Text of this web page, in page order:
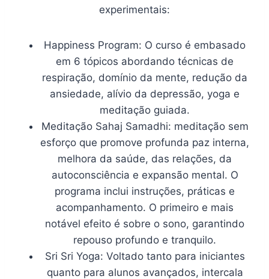
experimentais:
Happiness Program: O curso é embasado
em 6 tópicos abordando técnicas de
respiração, domínio da mente, redução da
ansiedade, alívio da depressão, yoga e
meditação guiada.
Meditação Sahaj Samadhi: meditação sem
esforço que promove profunda paz interna,
melhora da saúde, das relações, da
autoconsciência e expansão mental. O
programa inclui instruções, práticas e
acompanhamento. O primeiro e mais
notável efeito é sobre o sono, garantindo
repouso profundo e tranquilo.
Sri Sri Yoga: Voltado tanto para iniciantes
quanto para alunos avançados, intercala